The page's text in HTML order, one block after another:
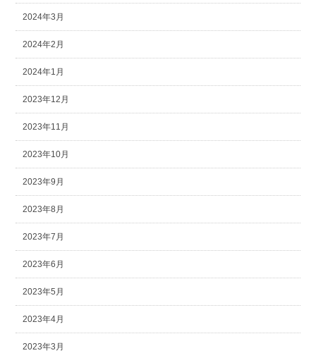
2024年3月
2024年2月
2024年1月
2023年12月
2023年11月
2023年10月
2023年9月
2023年8月
2023年7月
2023年6月
2023年5月
2023年4月
2023年3月